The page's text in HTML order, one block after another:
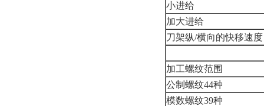
小进给
加大进给
刀架纵/横向的快移速度
加工螺纹范围
公制螺纹44种
模数螺纹39种